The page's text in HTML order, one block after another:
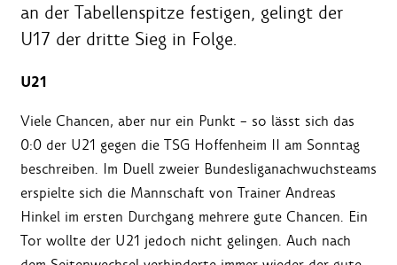
an der Tabellenspitze festigen, gelingt der
U17 der dritte Sieg in Folge.
U21
Viele Chancen, aber nur ein Punkt – so lässt sich das
0:0 der U21 gegen die TSG Hoffenheim II am Sonntag
beschreiben. Im Duell zweier Bundesliganachwuchsteams
erspielte sich die Mannschaft von Trainer Andreas
Hinkel im ersten Durchgang mehrere gute Chancen. Ein
Tor wollte der U21 jedoch nicht gelingen. Auch nach